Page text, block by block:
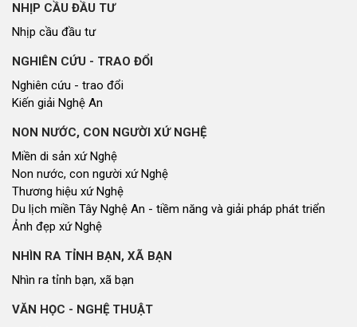
NHỊP CẦU ĐẦU TƯ
Nhịp cầu đầu tư
NGHIÊN CỨU - TRAO ĐỔI
Nghiên cứu - trao đổi
Kiến giải Nghệ An
NON NƯỚC, CON NGƯỜI XỨ NGHỆ
Miền di sản xứ Nghệ
Non nước, con người xứ Nghệ
Thương hiệu xứ Nghệ
Du lịch miền Tây Nghệ An - tiềm năng và giải pháp phát triển
Ảnh đẹp xứ Nghệ
NHÌN RA TỈNH BẠN, XÃ BẠN
Nhìn ra tỉnh bạn, xã bạn
VĂN HỌC - NGHỆ THUẬT